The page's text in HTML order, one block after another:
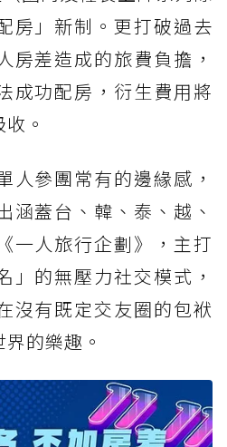
房」新制。更打破過去
房差造成的旅費負擔，
成功配房，衍生費用將
。
人參團常有的邊緣感，
涵蓋台、韓、泰、越、
一人旅行企劃》，主打
」的無壓力社交模式，
沒有既定交友圈的包袱
的樂趣。